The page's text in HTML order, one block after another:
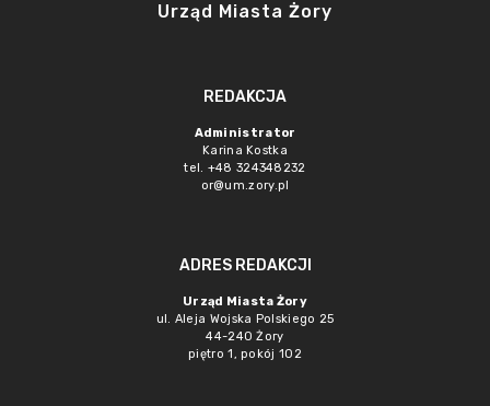
Urząd Miasta Żory
REDAKCJA
Administrator
Karina Kostka
tel. +48 324348232
or@um.zory.pl
ADRES REDAKCJI
Urząd Miasta Żory
ul. Aleja Wojska Polskiego 25
44-240 Żory
piętro 1, pokój 102